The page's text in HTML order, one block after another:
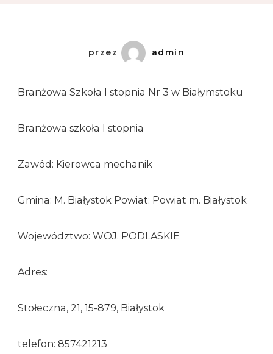
przez admin
Branżowa Szkoła I stopnia Nr 3 w Białymstoku
Branżowa szkoła I stopnia
Zawód: Kierowca mechanik
Gmina: M. Białystok Powiat: Powiat m. Białystok
Województwo: WOJ. PODLASKIE
Adres:
Stołeczna, 21, 15-879, Białystok
telefon: 857421213